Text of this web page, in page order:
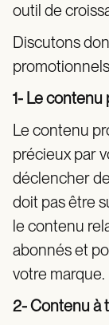
outil de
Discutons
1- Le
Le contenu
précieux par
déclencher
doit pas être
le contenu
abonnés et
votre marque.
2- Contenu à